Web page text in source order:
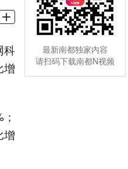
科
增
增
最新南都独家内容
请扫码下载南都N视频